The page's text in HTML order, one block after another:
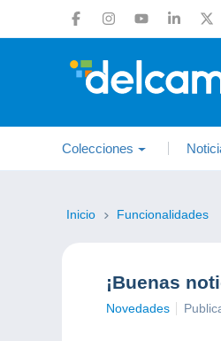
Colecciones
Inicio Funcionalidades
¡Buenas
Novedades